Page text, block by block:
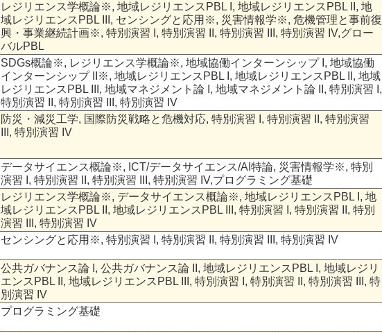
レジリエンス学概論※, 地域レジリエンスPBL I, 地域レジリエンスPBL II, 地
域レジリエンスPBL III, センシングと応用※, 災害情報学※, 危機管理と事前復
興・事業継続計画※, 特別演習 I, 特別演習 II, 特別演習 III, 特別演習 IV,グロー
バルPBL
SDGs概論※, レジリエンス学概論※, 地域協働インターンシップ I, 地域協働
インターンシップ II※, 地域レジリエンスPBL I, 地域レジリエンスPBL II, 地域
レジリエンスPBL III, 地域マネジメント論 I, 地域マネジメント論 II, 特別演習 I,
特別演習 II, 特別演習 III, 特別演習 IV
防災・減災工学, 国際防災戦略と危機対応, 特別演習 I, 特別演習 II, 特別演習
III, 特別演習 IV
データサイエンス概論※, ICT/データサイエンス/AI特論, 災害情報学※, 特別
演習 I, 特別演習 II, 特別演習 III, 特別演習 IV,プログラミング基礎
レジリエンス学概論※, データサイエンス概論※, 地域レジリエンスPBL I, 地
域レジリエンスPBL II, 地域レジリエンスPBL III, 特別演習 I, 特別演習 II, 特別
演習 III, 特別演習 IV
センシングと応用※, 特別演習 I, 特別演習 II, 特別演習 III, 特別演習 IV
公共ガバナンス論 I, 公共ガバナンス論 II, 地域レジリエンスPBL I, 地域レジリ
エンスPBL II, 地域レジリエンスPBL III, 特別演習 I, 特別演習 II, 特別演習 III, 特
別演習 IV
プログラミング基礎